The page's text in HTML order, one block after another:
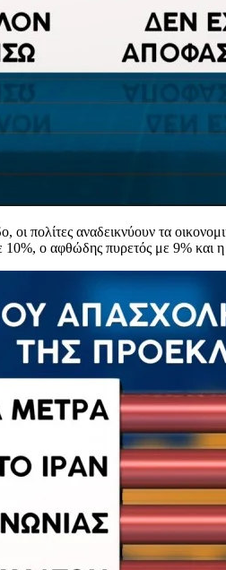
οι πολίτες αναδεικνύουν τα
10%, ο αφθώδης πυρετός με 9% και